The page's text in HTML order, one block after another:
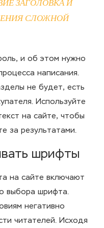
ЗАГОЛОВКА И
СЛОЖНОЙ
и об этом нужно
написания.
не будет, есть
Используйте
на сайте, чтобы
за результатами.
шрифты
на сайте включают
выбора шрифта.
негативно
читателей. Исходя